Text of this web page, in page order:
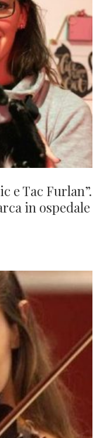
e Tac Furlan”.
in ospedale